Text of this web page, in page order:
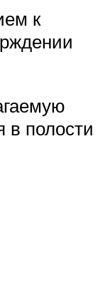
к
в полости